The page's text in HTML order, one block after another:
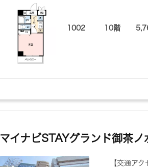
1002 10階
マイナビSTAYグランド御茶ノ
【交通ア